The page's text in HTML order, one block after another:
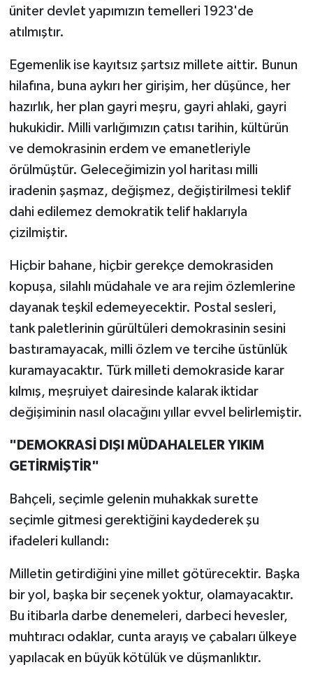
üniter devlet yapımızın temelleri 1923'de
atılmıştır.
Egemenlik ise kayıtsız şartsız millete aittir. Bunun
hilafına, buna aykırı her girişim, her düşünce, her
hazırlık, her plan gayri meşru, gayri ahlaki, gayri
hukukidir. Milli varlığımızın çatısı tarihin, kültürün
ve demokrasinin erdem ve emanetleriyle
örülmüştür. Geleceğimizin yol haritası milli
iradenin şaşmaz, değişmez, değiştirilmesi teklif
dahi edilemez demokratik telif haklarıyla
çizilmiştir.
Hiçbir bahane, hiçbir gerekçe demokrasiden
kopuşa, silahlı müdahale ve ara rejim özlemlerine
dayanak teşkil edemeyecektir. Postal sesleri,
tank paletlerinin gürültüleri demokrasinin sesini
bastıramayacak, milli özlem ve tercihe üstünlük
kuramayacaktır. Türk milleti demokraside karar
kılmış, meşruiyet dairesinde kalarak iktidar
değişiminin nasıl olacağını yıllar evvel belirlemiştir.
"DEMOKRASİ DIŞI MÜDAHALELER YIKIM
GETİRMİŞTİR"
Bahçeli, seçimle gelenin muhakkak surette
seçimle gitmesi gerektiğini kaydederek şu
ifadeleri kullandı:
Milletin getirdiğini yine millet götürecektir. Başka
bir yol, başka bir seçenek yoktur, olamayacaktır.
Bu itibarla darbe denemeleri, darbeci hevesler,
muhtıracı odaklar, cunta arayış ve çabaları ülkeye
yapılacak en büyük kötülük ve düşmanlıktır.